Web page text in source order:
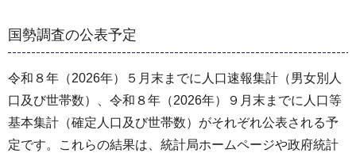
国勢調査の公表予定
令和８年（2026年）５月末までに人口速報集計（男女別人
口及び世帯数）、令和８年（2026年）９月末までに人口等
基本集計（確定人口及び世帯数）がそれぞれ公表される予
定です。これらの結果は、統計局ホームページや政府統計